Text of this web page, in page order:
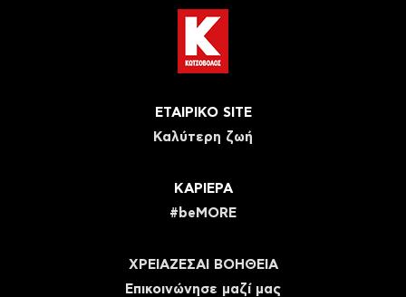
ΕΤΑΙΡΙΚΟ SITE
Καλύτερη ζωή
ΚΑΡΙΕΡΑ
#beMORE
ΧΡΕΙΑΖΕΣΑΙ ΒΟΗΘΕΙΑ
Eπικοινώνησε μαζί μας